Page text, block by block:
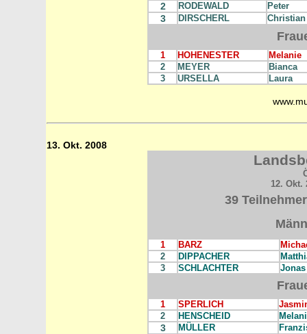
2 RODEWALD Peter
3 DIRSCHERL Christian
1 HOHENESTER
Melanie
2
MEYER
Bianca
3
URSELLA Laura
13. Okt. 2008
12. Okt.
39
1 BARZ
2
DIPPACHER
3
SCHLACHTER Jonas
1 SPERLICH
2
HENSCHEID
3 MÜLLER